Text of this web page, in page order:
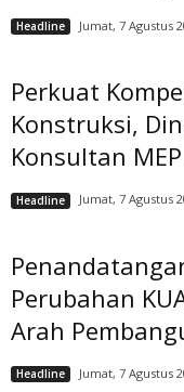
Headline Jumat, 7 Agustus
Perkuat
Konstruksi,
Konsultan
Headline Jumat, 7 Agustus
Perubahan
Arah
Headline Jumat, 7 Agustus